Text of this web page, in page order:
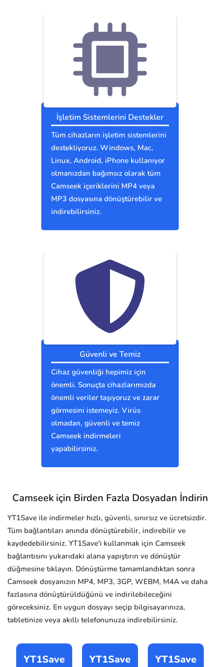
İşletim Sistemlerini Destekler
Tüm cihazların işletim sistemlerini
destekliyoruz. Windows, Mac,
Linux, Android, iPhone kullanıyor
olmanızdan bağımsız olarak tüm
Camseek içeriklerini MP4 veya
MP3 dosyasına dönüştürebilir ve
indirebilirsiniz.
Güvenli ve Temiz
Cihaz güvenliği hepimiz için
önemli. Sonuçta cihazlarımızda
önemli veriler taşıyoruz ve zarar
görmesini istemeyiz. Virüs
olmadan, güvenli ve temiz
Camseek indirmeleri
yapabilirsiniz.
Camseek için Birden Fazla Dosyadan İndirin
YT1Save ile indirmeler hızlı, güvenli, sınırsız ve ücretsizdir.
Tüm bağlantıları anında dönüştürebilir, indirebilir ve
kaydedebilirsiniz. YT1Save'i kullanmak için Camseek
bağlantısını yukarıdaki alana yapıştırın ve dönüştür
düğmesine tıklayın. Dönüştürme tamamlandıktan sonra
Camseek dosyanızın MP4, MP3, 3GP, WEBM, M4A ve daha
fazlasına dönüştürüldüğünü ve indirilebileceğini
göreceksiniz. En uygun dosyayı seçip bilgisayarınıza,
tabletinize veya akıllı telefonunuza indirebilirsiniz.
YT1Save YT1Save YT1Save